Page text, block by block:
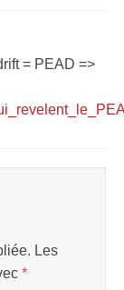
= PEAD =>
Les
*